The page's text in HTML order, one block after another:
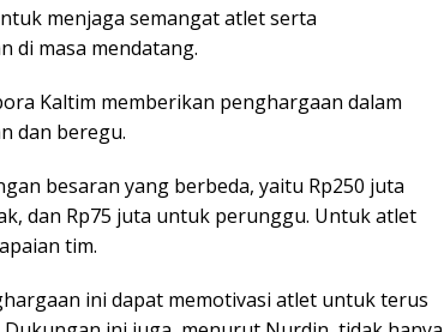
menjaga semangat atlet serta
di masa mendatang.
Kaltim memberikan penghargaan dalam
dan beregu.
besaran yang berbeda, yaitu Rp250 juta
dan Rp75 juta untuk perunggu. Untuk atlet
tim.
ini dapat memotivasi atlet untuk terus